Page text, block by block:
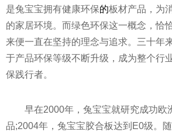
是兔宝宝拥有健康环保的板材产品，为
的家居环境。而绿色环保这一概念，恰
来便一直在坚持的理念与追求。三十年
于产品环保等级不断升级，成为整个行
保践行者。
早在2000年，兔宝宝就研究成功欧
品;2004年，兔宝宝胶合板达到E0级。